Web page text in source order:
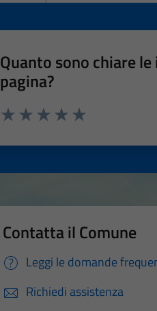
Quanto sono chiare
pagina?
Contatta il Comune
Leggi le domande
Richiedi assistenza